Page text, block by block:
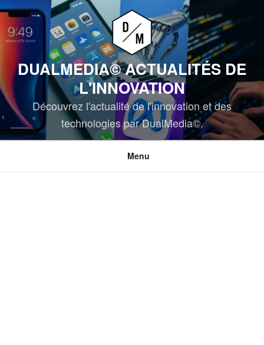
Aller
au
contenu
DUALMEDIA© ACTUALITÉS DE
L'INNOVATION
Découvrez l'actualité de l'innovation et des
technologies par DualMedia©.
Menu